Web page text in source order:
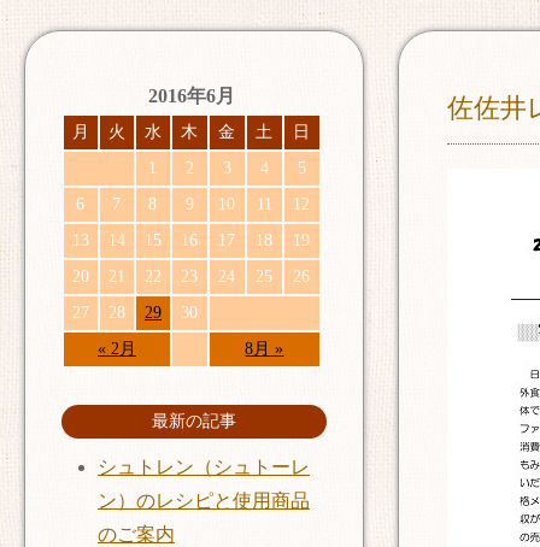
佐佐井
2016年6月
月 火 水 木 金 土 日
« 2月 8月 »
1 2 3 4
5
6
7 8 9 10 11
12
13
14 15 16 17 18
19
20
21 22 23 24 25
26
27
28 29 30
最新の記事
シュトレン（シュトーレ
ン）のレシピと使用商品
のご案内